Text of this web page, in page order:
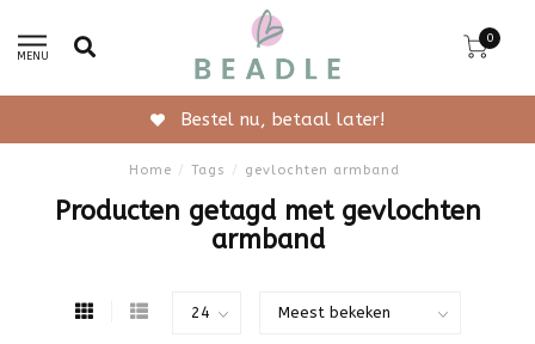
MENU
0
Bestel nu, betaal later!
Home / Tags / gevlochten armband
Producten getagd met gevlochten
armband